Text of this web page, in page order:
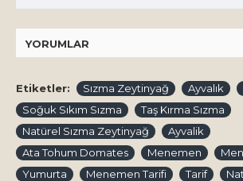
YORUMLAR
Etiketler: Sızma Zeytinyağ Ayvalık
Soğuk Sıkım Sızma
Taş Kırma Sızma
Natürel Sızma Zeytinyağ
Ayvalik
Ata Tohum Domates
Menemen
Yumurta
Menemen Tarifi Tarif